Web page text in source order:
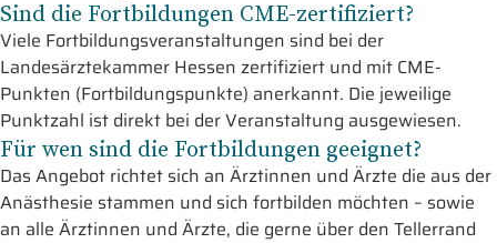
Sind die Fortbildungen CME-zertifiziert?
Viele Fortbildungsveranstaltungen sind bei der
Landesärztekammer Hessen zertifiziert und mit CME-
Punkten (Fortbildungspunkte) anerkannt. Die jeweilige
Punktzahl ist direkt bei der Veranstaltung ausgewiesen.
Für wen sind die Fortbildungen geeignet?
Das Angebot richtet sich an Ärztinnen und Ärzte die aus der
Anästhesie stammen und sich fortbilden möchten – sowie
an alle Ärztinnen und Ärzte, die gerne über den Tellerrand